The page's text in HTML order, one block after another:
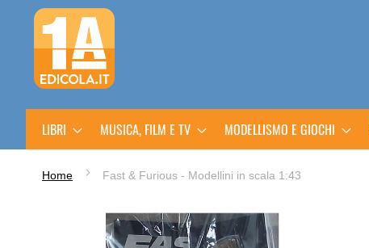
Salta
al
contenuto
LIBRI MUSICA, FILM E TV MODELLISMO E GIOCHI
Home Fast & Furious - Modellini in scala 1:43